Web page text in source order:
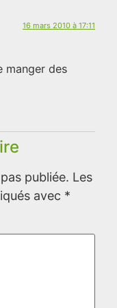
16 mars 2010 à 17:11
manger des
publiée. Les
avec *